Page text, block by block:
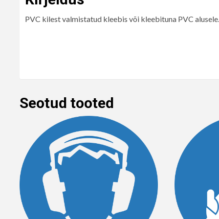
PVC kilest valmistatud kleebis või kleebituna PVC alusele.
Seotud tooted